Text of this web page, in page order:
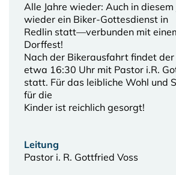
Alle Jahre wieder: Auch in
wieder ein Biker-Gottesdienst in
Redlin statt—verbunden mit
Dorffest!
Nach der Bikerausfahrt findet
etwa 16:30 Uhr mit Pastor i.R.
statt. Für das leibliche Wohl und
für die
Kinder ist reichlich gesorgt!
Leitung
Pastor i. R. Gottfried Voss